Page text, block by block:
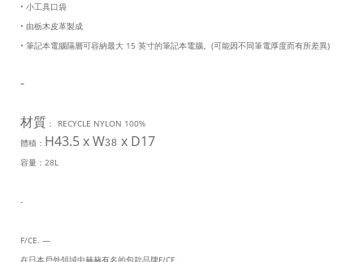
• 小工具口袋
• 由栃木皮革製成
• 筆記本電腦隔層可容納最大 15 英寸的筆記本電腦。 (可能因不同筆電厚度而有所差異)
-
材質 ：
RECYCLE NYLON 100%
體積： H43.5 x W38 x D17
容量： 28L
-
F/CE. —
在日本戶外領域中赫赫有名的包款品牌F/CE，